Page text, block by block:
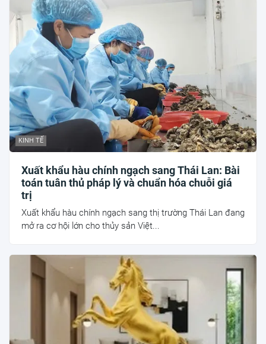
KINH TẾ
Xuất khẩu hàu chính ngạch sang Thái Lan: Bài
toán tuân thủ pháp lý và chuẩn hóa chuỗi giá
trị
Xuất khẩu hàu chính ngạch sang thị trường Thái Lan đang
mở ra cơ hội lớn cho thủy sản Việt...